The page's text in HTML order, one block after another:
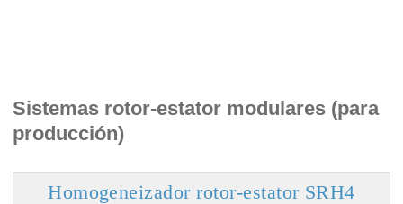
Sistemas rotor-estator modulares (para
producción)
Homogeneizador rotor-estator SRH4